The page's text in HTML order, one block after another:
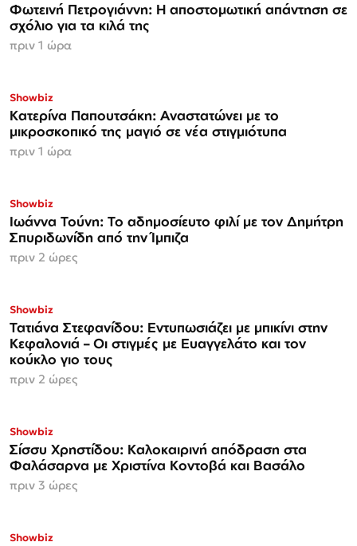
Φωτεινή Πετρογιάννη: Η αποστομωτική απάντηση σε
σχόλιο για τα κιλά της
πριν 1 ώρα
Showbiz
Κατερίνα Παπουτσάκη: Αναστατώνει με το
μικροσκοπικό της μαγιό σε νέα στιγμιότυπα
πριν 1 ώρα
Showbiz
Ιωάννα Τούνη: Το αδημοσίευτο φιλί με τον Δημήτρη
Σπυριδωνίδη από την Ίμπιζα
πριν 2 ώρες
Showbiz
Τατιάνα Στεφανίδου: Εντυπωσιάζει με μπικίνι στην
Κεφαλονιά – Οι στιγμές με Ευαγγελάτο και τον
κούκλο γιο τους
πριν 2 ώρες
Showbiz
Σίσσυ Χρηστίδου: Καλοκαιρινή απόδραση στα
Φαλάσαρνα με Χριστίνα Κοντοβά και Βασάλο
πριν 3 ώρες
Showbiz